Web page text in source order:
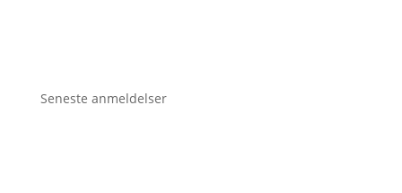
Seneste anmeldelser